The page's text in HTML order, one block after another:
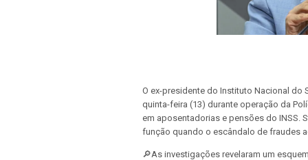
O ex-presidente do Instituto Nacional do
quinta-feira (13) durante operação da
em aposentadorias e pensões do INSS.
função quando o escândalo de fraudes
🔎As investigações revelaram um